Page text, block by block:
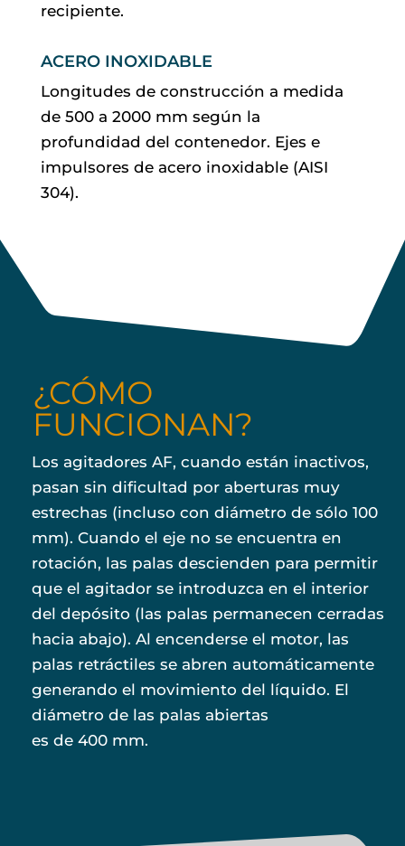
recipiente.
ACERO INOXIDABLE
Longitudes de construcción a medida
de 500 a 2000 mm según la
profundidad del contenedor. Ejes e
impulsores de acero inoxidable (AISI
304).
¿CÓMO
FUNCIONAN?
Los agitadores AF, cuando están inactivos,
pasan sin dificultad por aberturas muy
estrechas (incluso con diámetro de sólo 100
mm). Cuando el eje no se encuentra en
rotación, las palas descienden para permitir
que el agitador se introduzca en el interior
del depósito (las palas permanecen cerradas
hacia abajo). Al encenderse el motor, las
palas retráctiles se abren automáticamente
generando el movimiento del líquido. El
diámetro de las palas abiertas
es de 400 mm.